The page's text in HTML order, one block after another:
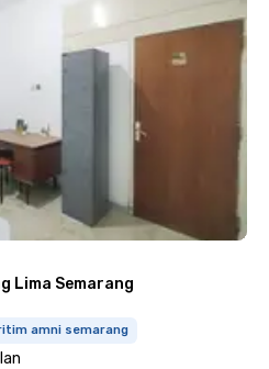
Lima Semarang
amni semarang